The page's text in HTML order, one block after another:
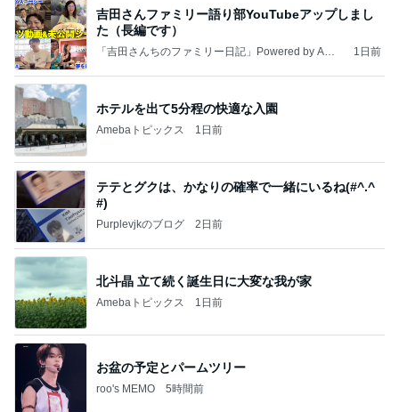
吉田さんファミリー語り部YouTubeアップしまし
た（長編です）
「吉田さんちのファミリー日記」Powered by Ame
1日前
ホテルを出て5分程の快適な入園
Amebaトピックス 1日前
テテとグクは、かなりの確率で一緒にいるね(#^.^
#)
Purplevjkのブログ 2日前
北斗晶 立て続く誕生日に大変な我が家
Amebaトピックス 1日前
お盆の予定とパームツリー
roo's MEMO 5時間前